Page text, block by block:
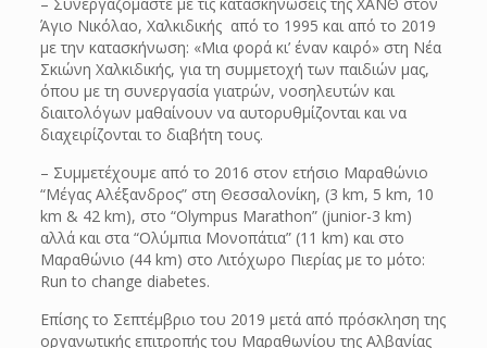
– Συνεργαζόμαστε με τις κατασκηνώσεις της ΧΑΝΘ στον
Άγιο Νικόλαο, Χαλκιδικής από το 1995 και από το 2019
με την κατασκήνωση: «Μια φορά κι’ έναν καιρό» στη Νέα
Σκιώνη Χαλκιδικής, για τη συμμετοχή των παιδιών μας,
όπου με τη συνεργασία γιατρών, νοσηλευτών και
διαιτολόγων μαθαίνουν να αυτορυθμίζονται και να
διαχειρίζονται το διαβήτη τους.
– Συμμετέχουμε από το 2016 στον ετήσιο Μαραθώνιο
“Μέγας Αλέξανδρος” στη Θεσσαλονίκη, (3 km, 5 km, 10
km & 42 km), στο “Olympus Marathon” (junior-3 km)
αλλά και στα “Ολύμπια Μονοπάτια” (11 km) και στο
Μαραθώνιο (44 km) στο Λιτόχωρο Πιερίας με το μότο:
Run to change diabetes.
Επίσης το Σεπτέμβριο του 2019 μετά από πρόσκληση της
οργανωτικής επιτροπής του Μαραθωνίου της Αλβανίας